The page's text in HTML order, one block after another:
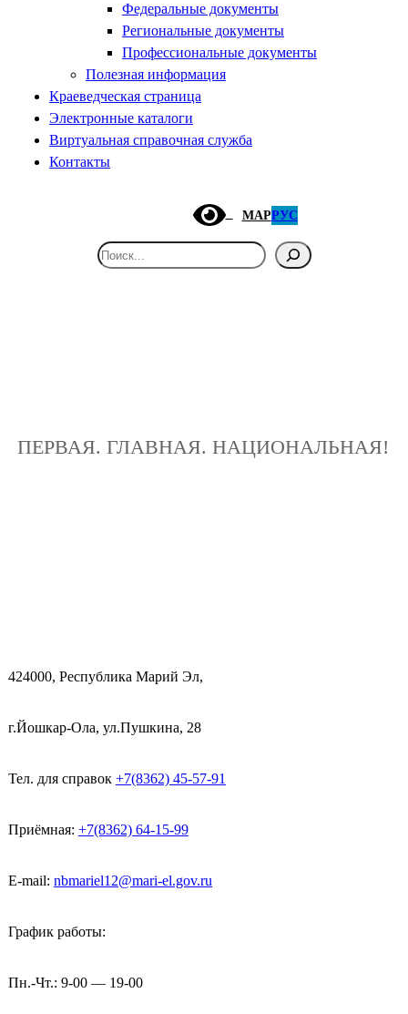
Федеральные документы
Региональные документы
Профессиональные документы
Полезная информация
Краеведческая страница
Электронные каталоги
Виртуальная справочная служба
Контакты
МАРРУС
Поиск
ПЕРВАЯ. ГЛАВНАЯ. НАЦИОНАЛЬНАЯ!
424000, Республика Марий Эл,
г.Йошкар-Ола, ул.Пушкина, 28
Тел. для справок +7(8362) 45-57-91
Приёмная: +7(8362) 64-15-99
E-mail: nbmariel12@mari-el.gov.ru
График работы:
Пн.-Чт.: 9-00 — 19-00